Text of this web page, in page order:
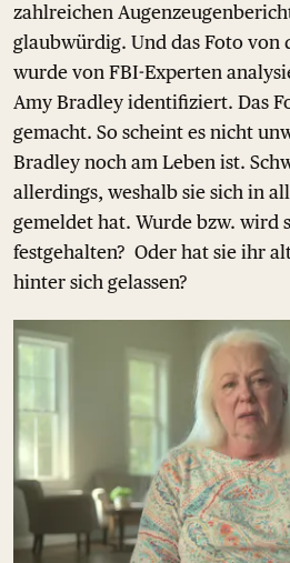
zahlreichen
glaubwürdig. Und das Foto von
wurde von FBI-Experten
Amy Bradley identifiziert. Das
gemacht. So scheint es nicht
Bradley noch am Leben ist.
allerdings, weshalb sie sich in
gemeldet hat. Wurde bzw. wird
festgehalten? Oder hat sie ihr
hinter sich gelassen?